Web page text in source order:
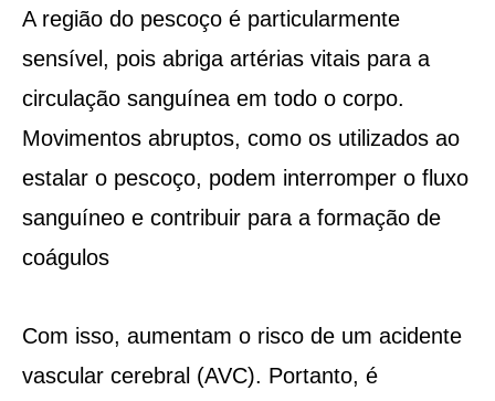
A região do pescoço é particularmente
sensível, pois abriga artérias vitais para a
circulação sanguínea em todo o corpo.
Movimentos abruptos, como os utilizados ao
estalar o pescoço, podem interromper o fluxo
sanguíneo e contribuir para a formação de
coágulos
Com isso, aumentam o risco de um acidente
vascular cerebral (AVC). Portanto, é